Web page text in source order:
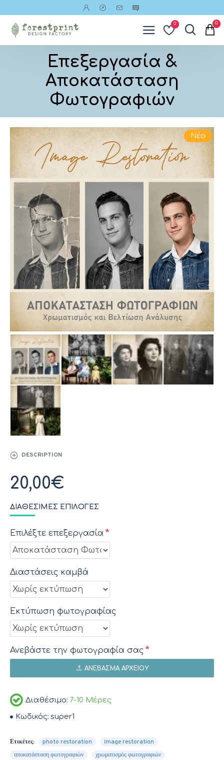
0 0
Επεξεργασία &
Αποκατάσταση
Φωτογραφιών
Νέο
DESCRIPTION
Διαθέσιμο: 7-10 Μέρες
Κωδικός: super1
20,00€
ΔΙΑΘΈΣΙΜΕΣ ΕΠΙΛΟΓΈΣ
Επιλέξτε επεξεργασία
Διαστάσεις καμβά
Εκτύπωση φωτογραφίας
Ανεβάστε την φωτογραφία σας
ΑΝΈΒΑΣΜΑ ΑΡΧΕΊΟΥ
Ετικέτες: photo restoration
image restoration
αποκατάσταση φωτογραφιών
χρωματισμός φωτογραφιών